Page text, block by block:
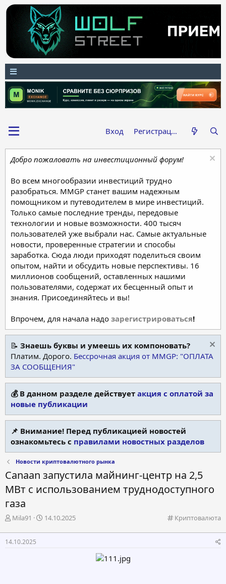
Вход Регистрация
Добро пожаловать на инвестиционный форум!
Во всем многообразии инвестиций трудно
разобраться. MMGP станет вашим надежным
помощником и путеводителем в мире инвестиций.
Только самые последние тренды, передовые
технологии и новые возможности. 400 тысяч
пользователей уже выбрали нас. Самые актуальные
новости, проверенные стратегии и способы
заработка. Сюда люди приходят поделиться своим
опытом, найти и обсудить новые перспективы. 16
миллионов сообщений, оставленных нашими
пользователями, содержат их бесценный опыт и
знания. Присоединяйтесь и вы!
Впрочем, для начала надо зарегистрироваться!
📝 Знаешь буквы и умеешь их компоновать?
Платим. Дорого. Бессрочная акция от MMGP: "ОПЛАТА
ЗА СООБЩЕНИЯ"
💰 В данном разделе действует акция с оплатой за
новые публикации
📌 Внимание! Перед публикацией новостей
ознакомьтесь с правилами новостных разделов
Новости криптовалютного рынка
Canaan запустила майнинг-центр на 2,5
МВт с использованием труднодоступного
газа
К
т
Криптовалюта
А
т
о
Mila91
Д
т
14.10.2025
14.10.2025